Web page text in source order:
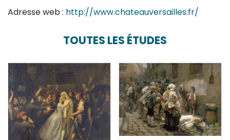
Adresse web : http://www.chateauversailles.fr/
TOUTES LES ÉTUDES